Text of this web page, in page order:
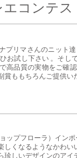
開始です
コンテス
プリマさんのニット
お試し下さい 。そし
高品質の実物をご確
賞ももちろんご提供
ップフローラ）​イン
くなるようなかわい